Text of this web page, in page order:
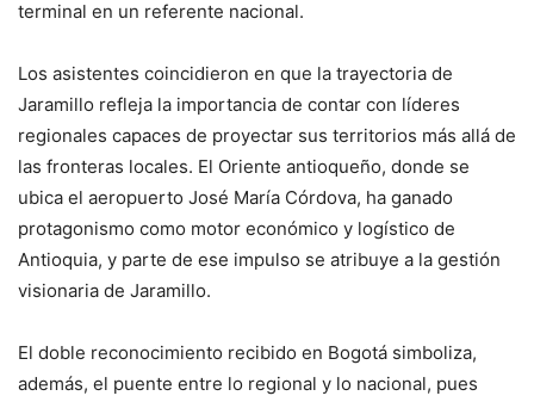
terminal en un referente nacional.
Los asistentes coincidieron en que la trayectoria de
Jaramillo refleja la importancia de contar con líderes
regionales capaces de proyectar sus territorios más allá de
las fronteras locales. El Oriente antioqueño, donde se
ubica el aeropuerto José María Córdova, ha ganado
protagonismo como motor económico y logístico de
Antioquia, y parte de ese impulso se atribuye a la gestión
visionaria de Jaramillo.
El doble reconocimiento recibido en Bogotá simboliza,
además, el puente entre lo regional y lo nacional, pues